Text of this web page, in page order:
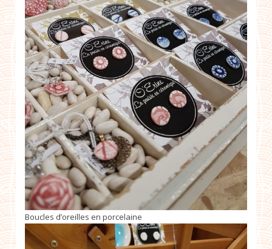
Boucles d’oreilles en porcelaine